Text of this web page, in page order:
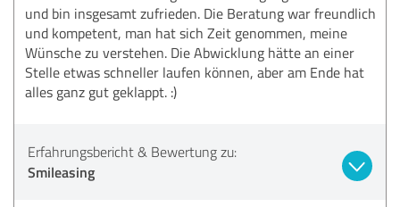
und bin insgesamt zufrieden. Die Beratung war freundlich
und kompetent, man hat sich Zeit genommen, meine
Wünsche zu verstehen. Die Abwicklung hätte an einer
Stelle etwas schneller laufen können, aber am Ende hat
alles ganz gut geklappt. :)
Erfahrungsbericht & Bewertung zu:
Smileasing